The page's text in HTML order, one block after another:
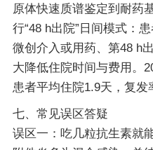
原体快速质谱鉴定到耐药
行“48 h出院”日间模式：
微创介入或用药、第48 h
大降低住院时间与费用。
患者平均住院1.9天，复发
七、常见误区答疑
误区一：吃几粒抗生素就